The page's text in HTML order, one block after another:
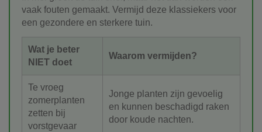
vaak fouten gemaakt. Vermijd deze klassiekers voor
een gezondere en sterkere tuin.
Wat je beter
NIET doet
Waarom vermijden?
Te vroeg
zomerplanten
zetten bij
vorstgevaar
Jonge planten zijn gevoelig
en kunnen beschadigd raken
door koude nachten.